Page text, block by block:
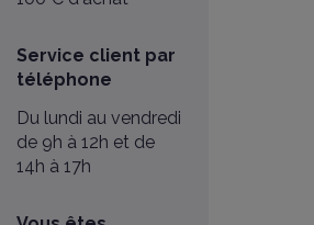
Service client par
téléphone
Du lundi au vendredi
de 9h à 12h et de
14h à 17h